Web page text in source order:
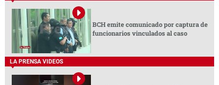
BCH emite comunicado por captura de
funcionarios vinculados al caso
LA PRENSA VIDEOS